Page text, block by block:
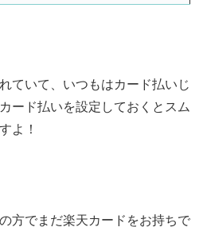
ていて、いつもはカード払いじ
ード払いを設定しておくとスム
よ！
方でまだ楽天カードをお持ちで